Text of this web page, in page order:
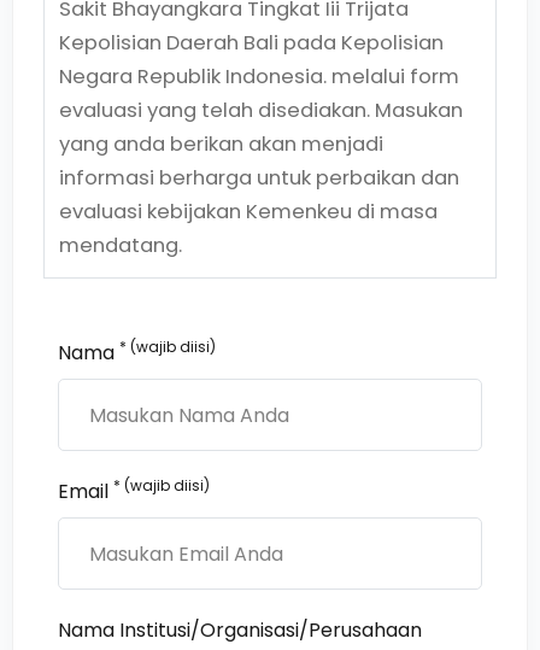
Sakit Bhayangkara Tingkat Iii Trijata
Kepolisian Daerah Bali pada Kepolisian
Negara Republik Indonesia. melalui form
evaluasi yang telah disediakan. Masukan
yang anda berikan akan menjadi
informasi berharga untuk perbaikan dan
evaluasi kebijakan Kemenkeu di masa
mendatang.
Nama * (wajib diisi)
Email * (wajib diisi)
Nama Institusi/Organisasi/Perusahaan